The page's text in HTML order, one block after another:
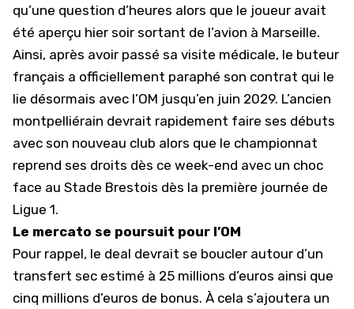
qu’une question d’heures alors que le joueur avait
été aperçu hier soir sortant de l’avion à Marseille.
Ainsi, après avoir passé sa visite médicale, le buteur
français a officiellement paraphé son contrat qui le
lie désormais avec l’OM jusqu’en juin 2029. L’ancien
montpelliérain devrait rapidement faire ses débuts
avec son nouveau club alors que le championnat
reprend ses droits dès ce week-end avec un choc
face au Stade Brestois dès la première journée de
Ligue 1.
Le mercato se poursuit pour l’OM
Pour rappel, le deal devrait se boucler autour d’un
transfert sec estimé à 25 millions d’euros ainsi que
cinq millions d’euros de bonus. À cela s’ajoutera un